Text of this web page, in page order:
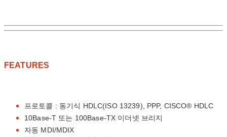
FEATURES
프로토콜 : 동기식 HDLC(ISO 13239), PPP, CISCO® HDLC
10Base-T 또는 100Base-TX 이더넷 브리지
자동 MDI/MDIX